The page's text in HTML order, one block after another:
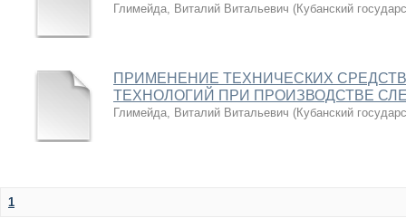
Глимейда, Виталий Витальевич (Кубанский
ПРИМЕНЕНИЕ ТЕХНИЧЕСКИХ
ТЕХНОЛОГИЙ ПРИ ПРОИЗВОДСТВЕ
Глимейда, Виталий Витальевич (Кубанский
1